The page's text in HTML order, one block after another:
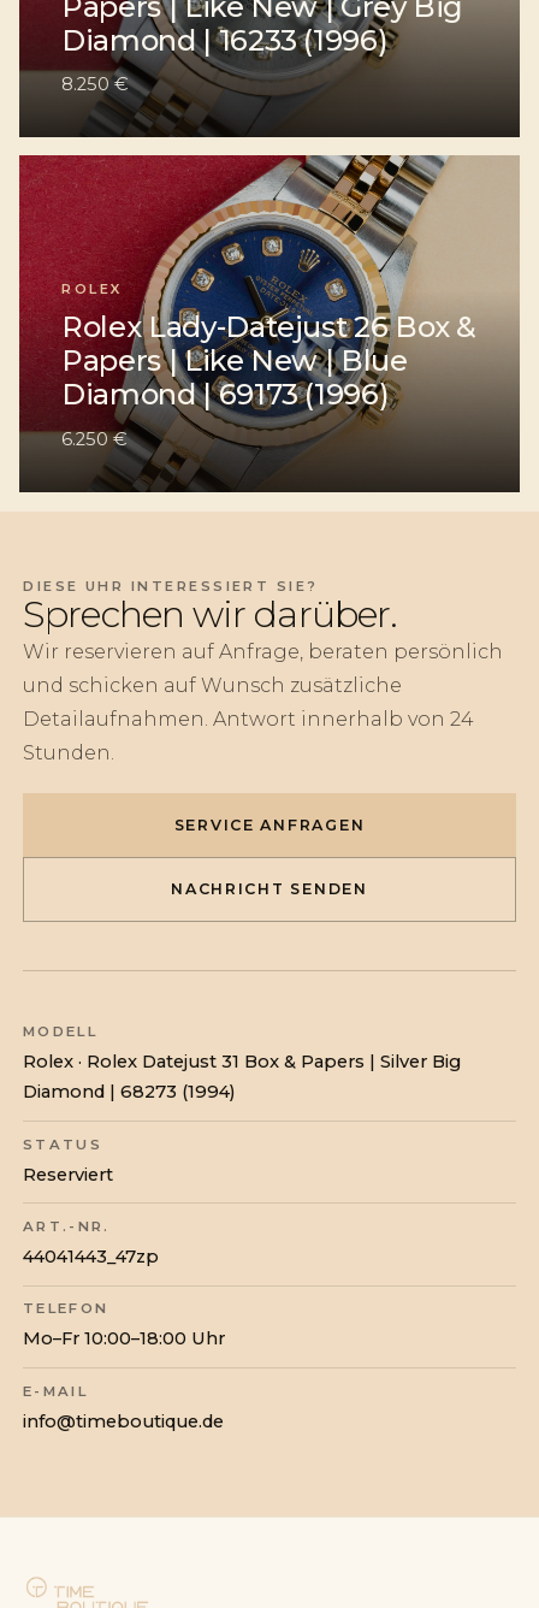
Diamond | 16233 (1996)
8.250 €
ROLEX
Rolex Lady-Datejust 26 Box &
Papers | Like New | Blue
Diamond | 69173 (1996)
6.250 €
DIESE UHR INTERESSIERT SIE?
Sprechen wir darüber.
Wir reservieren auf Anfrage, beraten persönlich
und schicken auf Wunsch zusätzliche
Detailaufnahmen. Antwort innerhalb von 24
Stunden.
SERVICE ANFRAGEN
NACHRICHT SENDEN
MODELL
Rolex · Rolex Datejust 31 Box & Papers | Silver Big
Diamond | 68273 (1994)
STATUS
Reserviert
ART.-NR.
44041443_47zp
TELEFON
Mo–Fr 10:00–18:00 Uhr
E-MAIL
info@timeboutique.de